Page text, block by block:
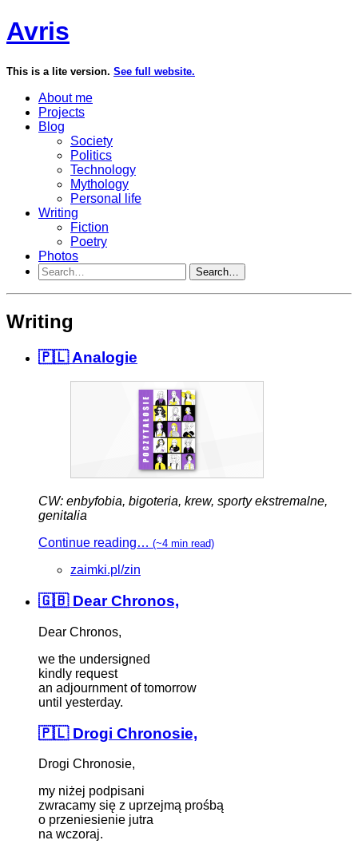
Avris
This is a lite version. See full website.
About me
Projects
Blog
Society
Politics
Technology
Mythology
Personal life
Writing
Fiction
Poetry
Photos
Search…
Writing
🇵🇱 Analogie
CW: enbyfobia, bigoteria, krew, sporty ekstremalne,
genitalia
Continue reading… (~4 min read)
zaimki.pl/zin
🇬🇧 Dear Chronos,
Dear Chronos,
we the undersigned
kindly request
an adjournment of tomorrow
until yesterday.
🇵🇱 Drogi Chronosie,
Drogi Chronosie,
my niżej podpisani
zwracamy się z uprzejmą prośbą
o przeniesienie jutra
na wczoraj.